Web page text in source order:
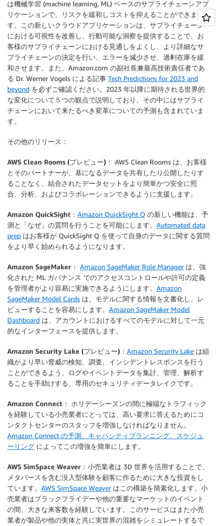
は機械学習 (machine learning, ML) ベースのサプライチェーンアプ
リケーションで、リスクを緩和しコストを抑えることができま
す。この新しいクラウドアプリケーションは、サプライチェーン
における可視性を改善し、行動可能な洞察を提供することで、お
客様のサプライチェーンにおける見通しをよくし、より詳細なサ
プライチェーンの決定を行い、エラーを減少させ、過剰在庫を緩
和させます。また、Amazon.com の副社長兼最高技術責任者であ
る Dr. Werner Vogels による記事 Tech Predictions for 2023 and
beyond を必ずご確認ください。2023 年以降に期待される世界的
な変化について５つの観点で説明しており、その中にはサプライ
チェーンにおいて来たるべき変革についての予測も含まれていま
す。
その他のリリース：
AWS Clean Rooms (プレビュー) ： AWS Clean Rooms は、お客様
とそのパートナーが、基になるデータを共有したり公開したりす
ることなく、結合されたデータセットをより簡単かつ安全に照
合、分析、およびコラボレーションできるように支援します。
Amazon QuickSight ： Amazon QuickSight Q の新しい機能は、予
測と「なぜ」の質問を行うことを可能にします。 Automated data
prep はお客様が QuickSight Q を使って自身のデータに関する質問
をより早く始められるようになります。
Amazon SageMaker ： Amazon SageMaker Role Managerは、強
化された ML ガバナンス でのアクセスコントロールや許可の定義
を管理者がより容易に実施できるようにします。 Amazon
SageMaker Model Cards は、モデルに関する情報を文書化し、レ
ビューすることを容易にします。 Amazon SageMaker Model
Dashboard は、アカウントにおけるすべてのモデルに対して一元
的なインターフェースを提供します。
Amazon Security Lake (プレビュー) ： Amazon Security Lake は組
織がより早い脅威の検知、調査、インシデントレスポンスを行う
ことができるよう、ログやイベントデータを集計、管理、解析す
ることを手助けする、専用のセキュリティデータレイクです。
Amazon Connect ： ホリデーシーズンの間に極端なトラフィック
を経験している小売業者にとっては、高い要求に答えるためにコ
ンタクトセンターのスタッフを増強しなければなりません。
Amazon Connect の予測、キャパシティプランニング、スケジュ
ーリング によってこの増強を簡単にします。
AWS SimSpace Weaver ：小売業者は 3D 世界を活用することで、
メタバースを含む没入型体験を顧客に作るために大きな投資をし
ています。 AWS SimSpace Weaverはこの構築を簡素化します。小
売業者はブラックフライデーや他の重要なマーケットのイベント
の間、大きな来客数を経験しています。このサービスはまた小売
業者が製品や他の実体と共に実世界の混雑をシミュレートするで